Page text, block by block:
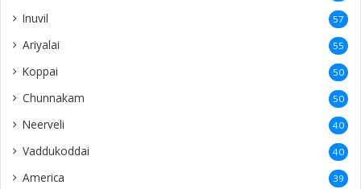
Inuvil 57
Ariyalai 55
Koppai 50
Chunnakam 50
Neerveli 40
Vaddukoddai 40
America 39